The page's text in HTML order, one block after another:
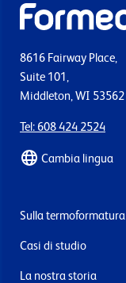
8616 Fairway Place,
Suite 101,
Middleton, WI 53562
Tel: 608 424 2524
Cambia lingua
Sulla termoformatura
Casi di studio
La nostra storia